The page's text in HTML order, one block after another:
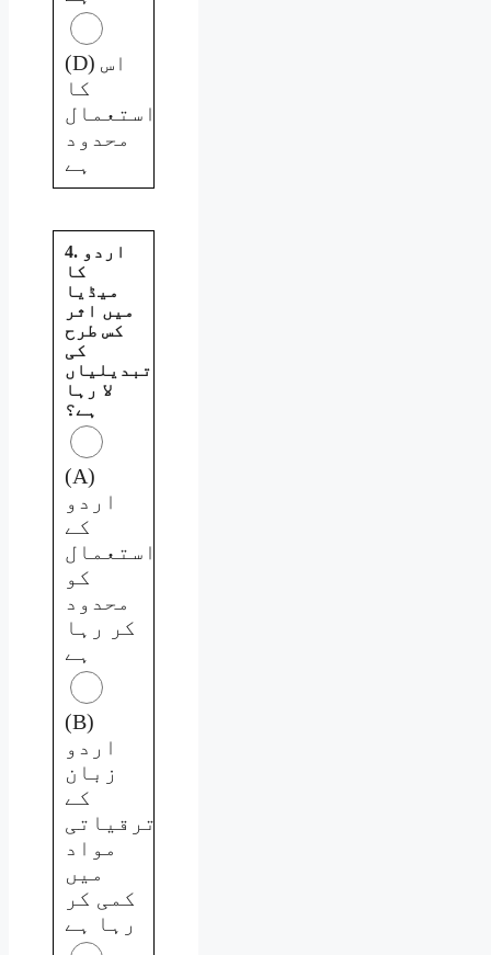
(D) اس
کا
استعمال
محدود
ہے
4. اردو
کا
میڈیا
میں اثر
کس طرح
کی
تبدیلیاں
لا رہا
ہے؟
(A)
اردو
کے
استعمال
کو
محدود
کر رہا
ہے
(B)
اردو
زبان
کے
ترقیاتی
مواد
میں
کمی کر
رہا ہے